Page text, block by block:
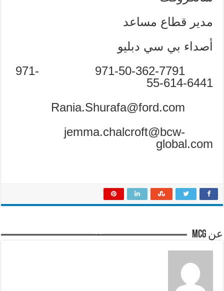
مدير قطاع مساعد
أصداء بي سي دبليو
971-50-362-7791 ‎971-
55-614-6441
jemma.chalcroft@bcw-
global.com
عن mcg